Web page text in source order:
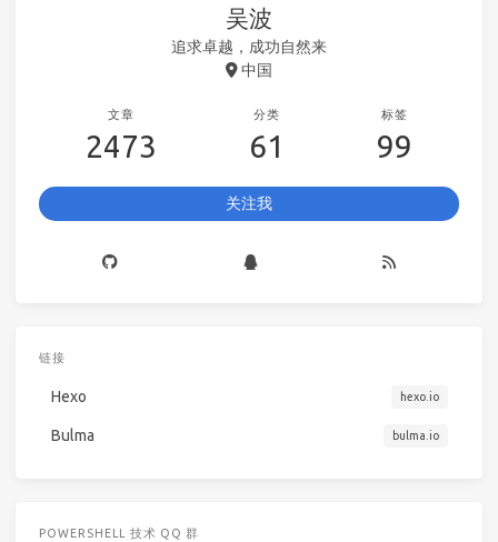
吴波
追求卓越，成功自然来
中国
文章
2473
分类
61
标签
99
关注我
链接
Hexo hexo.io
Bulma bulma.io
POWERSHELL 技术 QQ 群